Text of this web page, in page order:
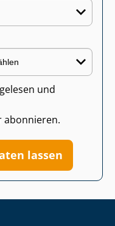
gelesen und
abonnieren.
lassen